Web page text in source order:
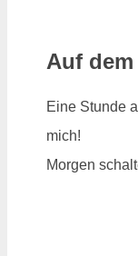
Auf
Eine Stunde
mich!
Morgen